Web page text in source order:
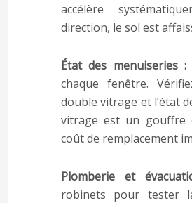
accélère
direction, le sol est
État des menuiseries :
chaque fenêtre.
double vitrage et l’état
vitrage est un gouffre
coût de remplacement
Plomberie et
robinets pour tester